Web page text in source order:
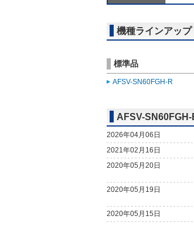
機種ラインアップ
標準品
AFSV-SN60FGH-R
AFSV-
2026年04月06日
2021年02月16日
2020年05月20日
2020年05月19日
2020年05月15日